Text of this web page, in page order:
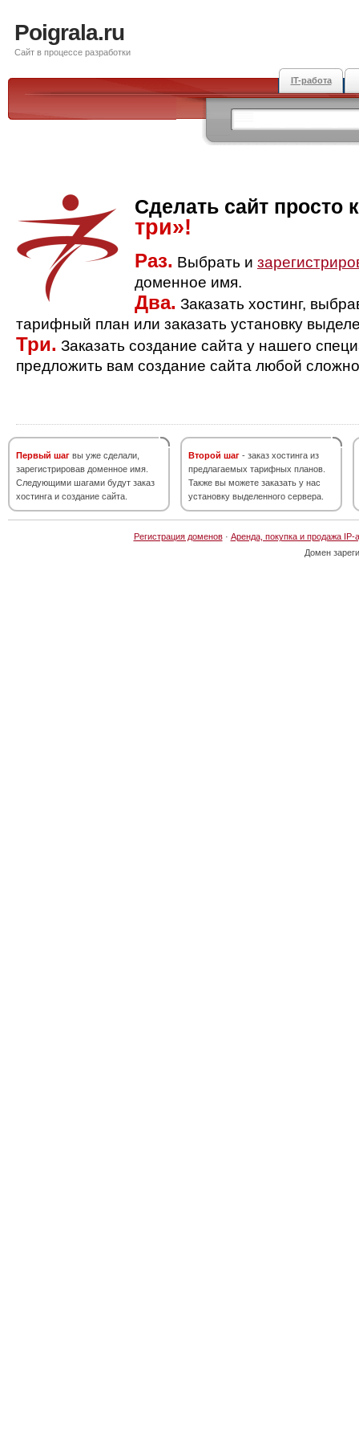
Poigrala.ru
Сайт в процессе разработки
IT-работа
Сделать сайт просто
три»!
Раз. Выбрать и
доменное имя.
Два. Заказать хостинг,
тарифный план или заказать установку
Три. Заказать создание сайта у нашего
предложить вам создание сайта любой
Первый шаг вы уже сделали,
зарегистрировав доменное имя.
Следующими шагами будут заказ
хостинга и создание сайта.
Второй шаг - заказ хостинга из
предлагаемых тарифных планов.
Также вы можете заказать у нас
установку выделенного сервера.
Регистрация доменов· Аренда, покупка и продажа IP-
Домен